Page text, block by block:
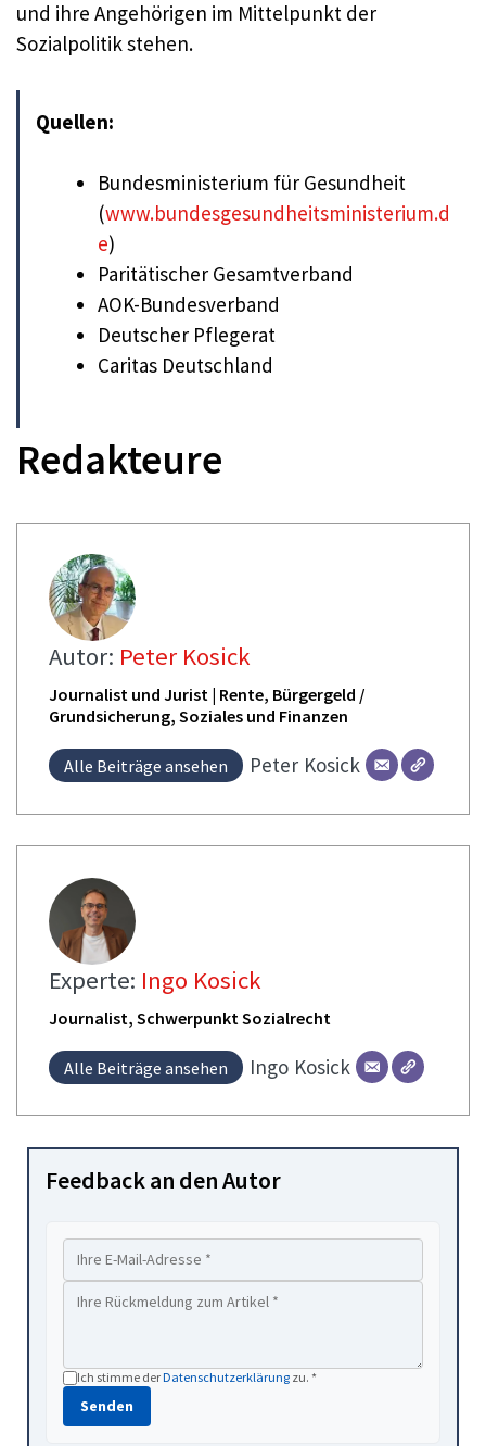
und ihre Angehörigen im Mittelpunkt der
Sozialpolitik stehen.
Quellen:
Bundesministerium für Gesundheit
(www.bundesgesundheitsministerium.d
e)
Paritätischer Gesamtverband
AOK-Bundesverband
Deutscher Pflegerat
Caritas Deutschland
Redakteure
Autor: Peter Kosick
Journalist und Jurist | Rente, Bürgergeld /
Grundsicherung, Soziales und Finanzen
Alle Beiträge ansehen Peter Kosick
Experte: Ingo Kosick
Journalist, Schwerpunkt Sozialrecht
Alle Beiträge ansehen Ingo Kosick
Feedback an den Autor
Ich stimme derDatenschutzerklärung zu. *
Senden